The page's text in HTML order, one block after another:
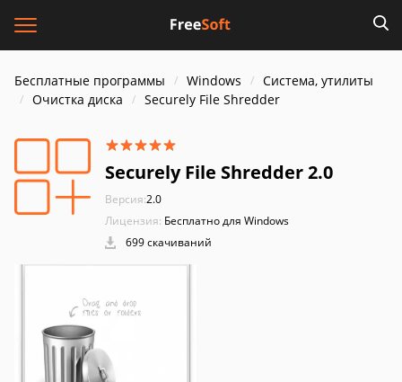
Бесплатные программы Windows
Система, утилиты
Очистка диска
Securely File Shredder
Securely File Shredder 2.0
Версия:2.0
Лицензия: Бесплатно для Windows
699 скачиваний